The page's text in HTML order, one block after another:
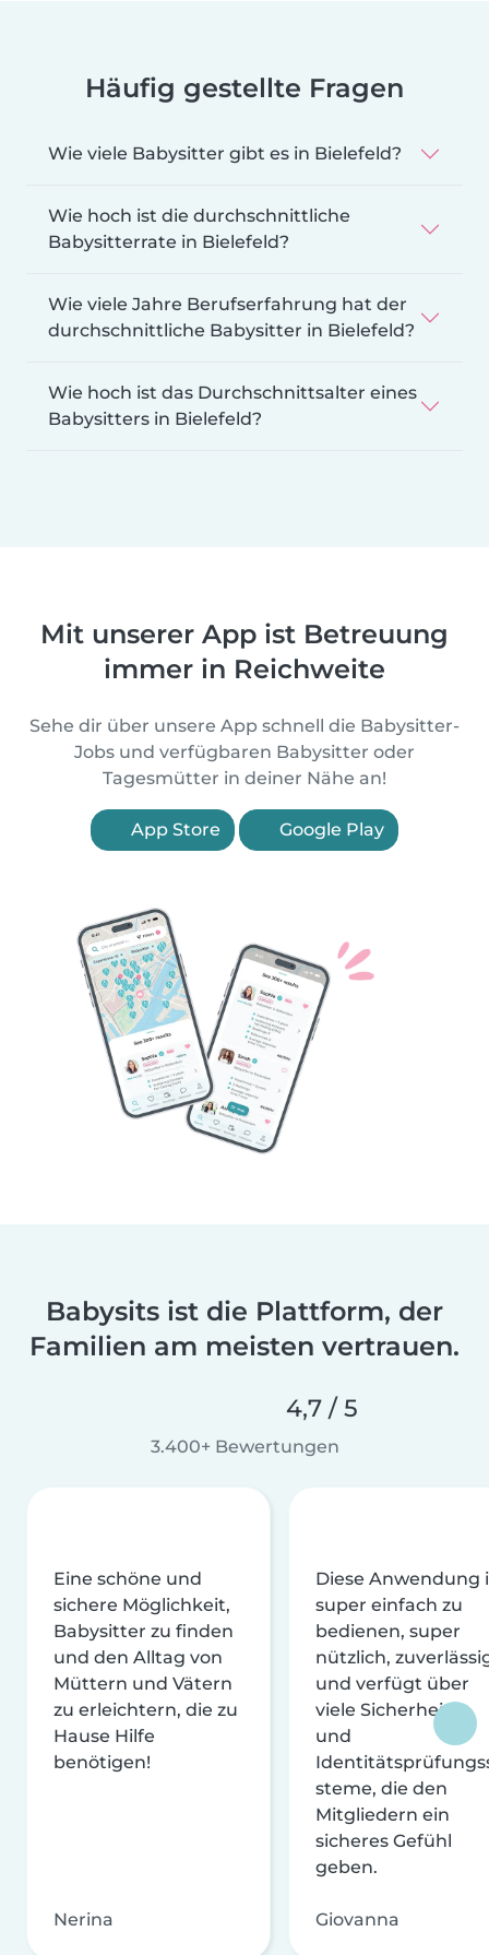
Häufig gestellte Fragen
Wie viele Babysitter gibt es in Bielefeld?
Wie hoch ist die durchschnittliche
Babysitterrate in Bielefeld?
Wie viele Jahre Berufserfahrung hat der
durchschnittliche Babysitter in Bielefeld?
Wie hoch ist das Durchschnittsalter eines
Babysitters in Bielefeld?
Mit unserer App ist Betreuung
immer in Reichweite
Sehe dir über unsere App schnell die Babysitter-
Jobs und verfügbaren Babysitter oder
Tagesmütter in deiner Nähe an!
App Store Google Play
Babysits ist die Plattform, der
Familien am meisten vertrauen.
4,7 / 5
3.400+ Bewertungen
Eine schöne und
sichere Möglichkeit,
Babysitter zu finden
und den Alltag von
Müttern und Vätern
zu erleichtern, die zu
Hause Hilfe
benötigen!
Nerina
Diese Anwendung
super einfach zu
bedienen, super
nützlich,
und verfügt über
viele Sicherheits-
und
steme, die den
Mitgliedern ein
sicheres Gefühl
geben.
Giovanna